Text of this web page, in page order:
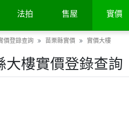
法拍 售屋 實價
價登錄查詢 苗栗縣實價 實價大樓
大樓實價登錄查詢